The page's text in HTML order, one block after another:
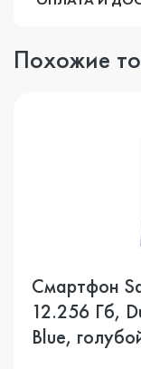
Похожие
Смартфон
12.256 Гб,
Blue,